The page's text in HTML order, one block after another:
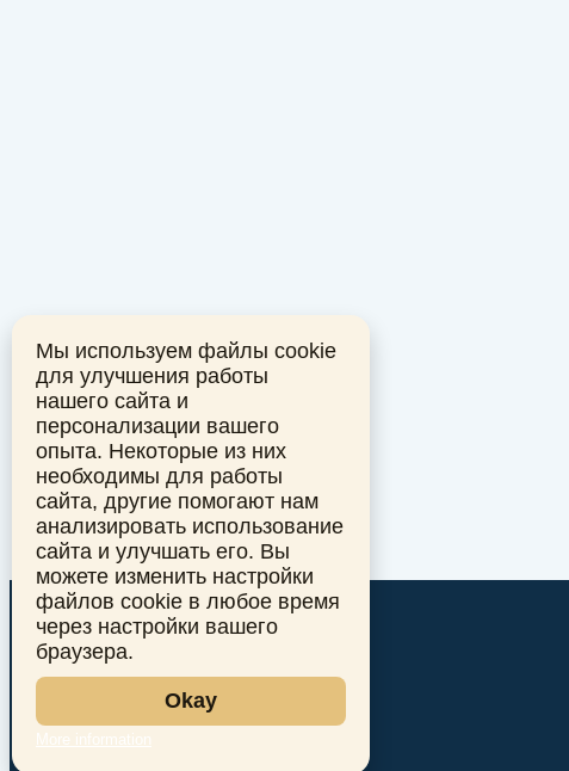
Мы используем файлы cookie
для улучшения работы
нашего сайта и
персонализации вашего
опыта. Некоторые из них
необходимы для работы
сайта, другие помогают нам
анализировать использование
сайта и улучшать его. Вы
можете изменить настройки
файлов cookie в любое время
через настройки вашего
браузера.
Okay
More information